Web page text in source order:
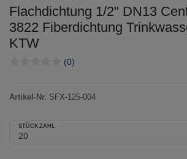
Flachdichtung 1/2" DN13
3822 Fiberdichtung
KTW
(0)
Artikel-Nr. SFX-125-004
STÜCKZAHL